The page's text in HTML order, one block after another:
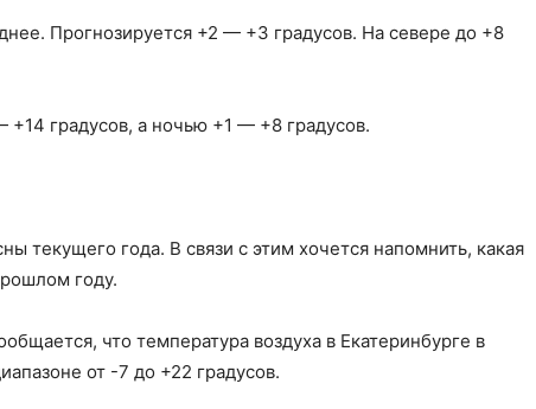
Прогнозируется +2 — +3 градусов. На севере до +8
градусов, а ночью +1 — +8 градусов.
текущего года. В связи с этим хочется напомнить, какая
году.
что температура воздуха в Екатеринбурге в
от -7 до +22 градусов.